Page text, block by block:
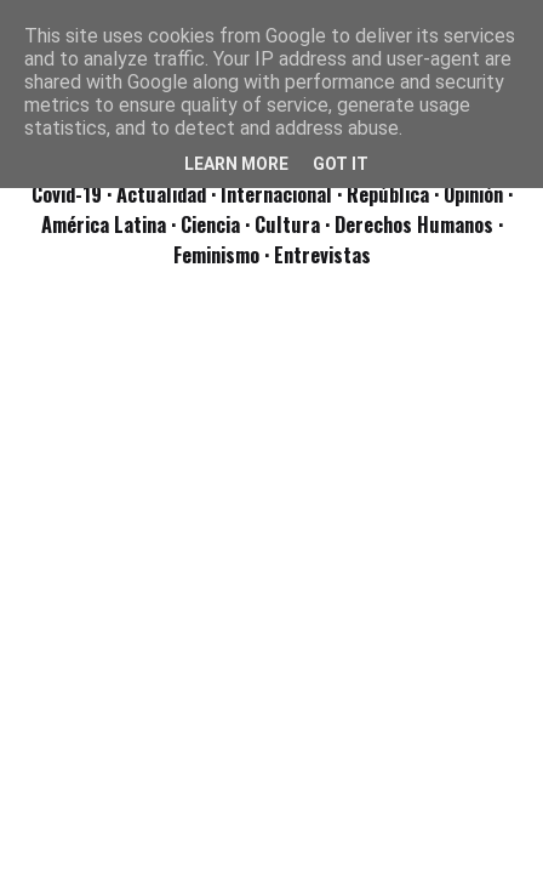
Covid-19· Actualidad· Internacional· República· Opinión·
América Latina · Ciencia · Cultura · Derechos Humanos ·
Feminismo · Entrevistas
This site uses cookies from Google to deliver its services
and to analyze traffic. Your IP address and user-agent are
shared with Google along with performance and security
metrics to ensure quality of service, generate usage
statistics, and to detect and address abuse.
LEARN MORE GOT IT